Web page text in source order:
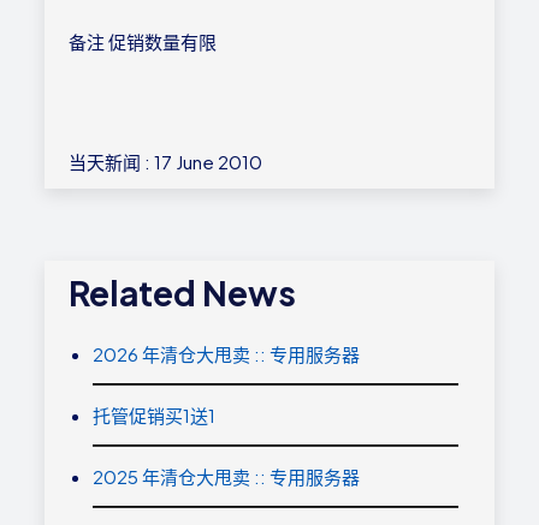
备注 促销数量有限
当天新闻 : 17 June 2010
Related News
2026 年清仓大甩卖 :: 专用服务器
托管促销买1送1
2025 年清仓大甩卖 :: 专用服务器